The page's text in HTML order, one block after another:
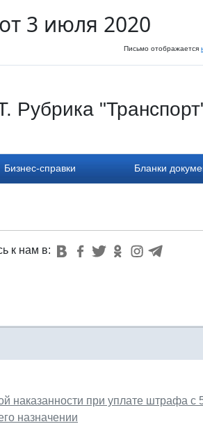
3 июля 2020
Письмо отображается
Рубрика
Бизнес-справки Бланки
к нам в:
наказанности при уплате штрафа с
назначении